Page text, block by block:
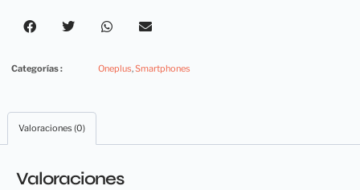
Categorías : Oneplus,Smartphones
Valoraciones (0)
Valoraciones